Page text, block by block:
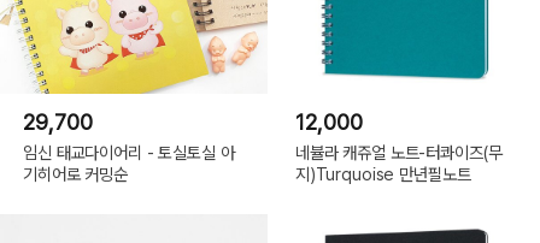
29,700
임신 태교다이어리 - 토실토실 아
기히어로 커밍순
12,000
네뷸라 캐쥬얼 노트-터콰이즈(무
지)Turquoise 만년필노트